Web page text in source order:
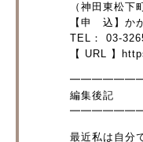
（神田東松下
【申 込】か
TEL： 03-
【 URL 】
編集後記
最近私は自分